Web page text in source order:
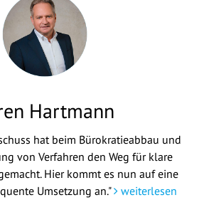
Hartmann
hat beim Bürokratieabbau und
von Verfahren den Weg für klare
Hier kommt es nun auf eine
Umsetzung an." weiterlesen